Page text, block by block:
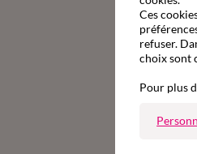
Ces
refuser.
choix sont
Pour plus